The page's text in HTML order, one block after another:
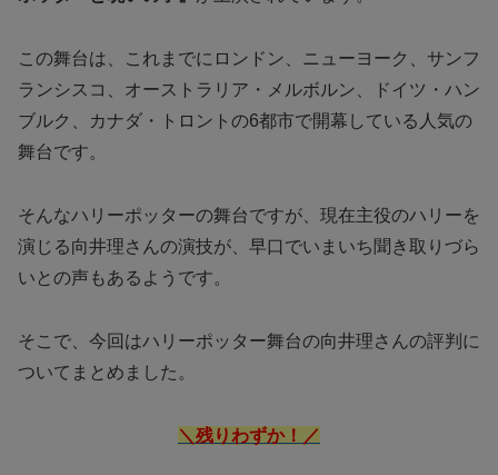
この舞台は、これまでにロンドン、ニューヨーク、サンフ
ランシスコ、オーストラリア・メルボルン、ドイツ・ハン
ブルク、カナダ・トロントの6都市で開幕している人気の
舞台です。
そんなハリーポッターの舞台ですが、現在主役のハリーを
演じる向井理さんの演技が、早口でいまいち聞き取りづら
いとの声もあるようです。
そこで、今回はハリーポッター舞台の向井理さんの評判に
ついてまとめました。
＼残りわずか！／